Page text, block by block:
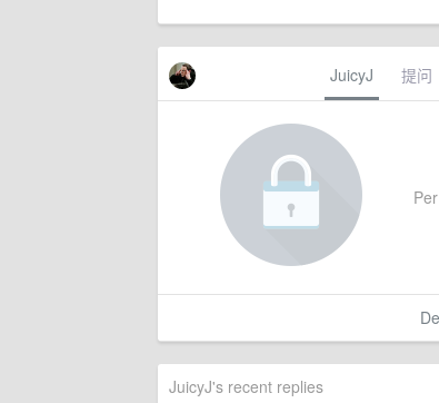
JuicyJ 提问
JuicyJ's recent replies